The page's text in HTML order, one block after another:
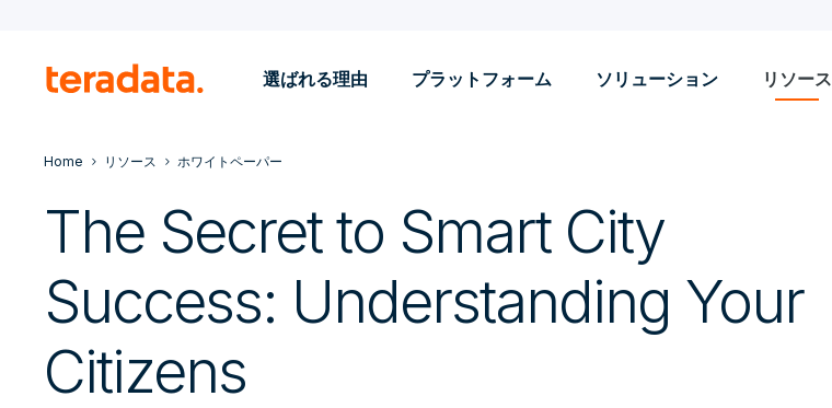
選ばれる理由 プラットフォーム ソリューション リソース
Home リソース ホワイトペーパー
The Secret to Smart City
Success: Understanding Your
Citizens